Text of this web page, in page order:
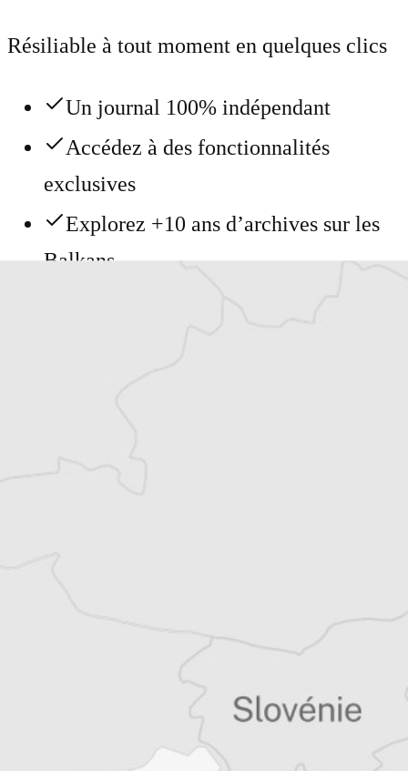
Résiliable à tout moment en quelques clics
Un journal 100% indépendant
Accédez à des fonctionnalités
exclusives
Explorez +10 ans d’archives sur les
Balkans